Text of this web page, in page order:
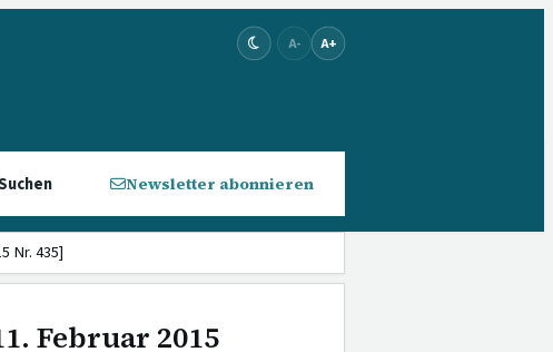
A- A+
Newsletter abonnieren
Nr. 435]
Februar 2015